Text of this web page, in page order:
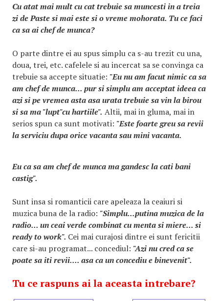
Cu atat mai mult cu cat trebuie sa muncesti in a treia
zi de Paste si mai este si o vreme mohorata. Tu ce faci
ca sa ai chef de munca?
O parte dintre ei au spus simplu ca s-au trezit cu una,
doua, trei, etc. cafelele si au incercat sa se convinga ca
trebuie sa accepte situatie: "Eu nu am facut nimic ca sa
am chef de munca... pur si simplu am acceptat ideea ca
azi si pe vremea asta asa urata trebuie sa vin la birou
si sa ma "lupt"cu hartiile". Altii, mai in gluma, mai in
serios spun ca sunt motivati: "Este foarte greu sa revii
la serviciu dupa orice vacanta sau mini vacanta.
Eu ca sa am chef de munca ma gandesc la cati bani
castig".
Sunt insa si romanticii care apeleaza la ceaiuri si
muzica buna de la radio: "Simplu...putina muzica de la
radio... un ceai verde combinat cu menta si miere... si
ready to work". Cei mai curajosi dintre ei sunt fericitii
care si-au programat... concediul: "Azi nu cred ca se
poate sa iti revii.... asa ca un concediu e binevenit".
Tu ce raspuns ai la aceasta intrebare?